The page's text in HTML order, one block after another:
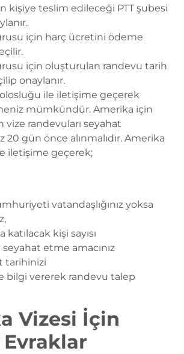
kişiye teslim edileceği PTT şubesi
için harç ücretini ödeme
için oluşturulan randevu tarih
onaylanır.
ile iletişime geçerek
mümkündür. Amerika için
vize randevuları seyahat
gün önce alınmalıdır. Amerika
iletişime geçerek;
vatandaşlığınız yoksa
katılacak kişi sayısı
seyahat etme amacınız
tarihinizi
bilgi vererek randevu talep
Vizesi İçin